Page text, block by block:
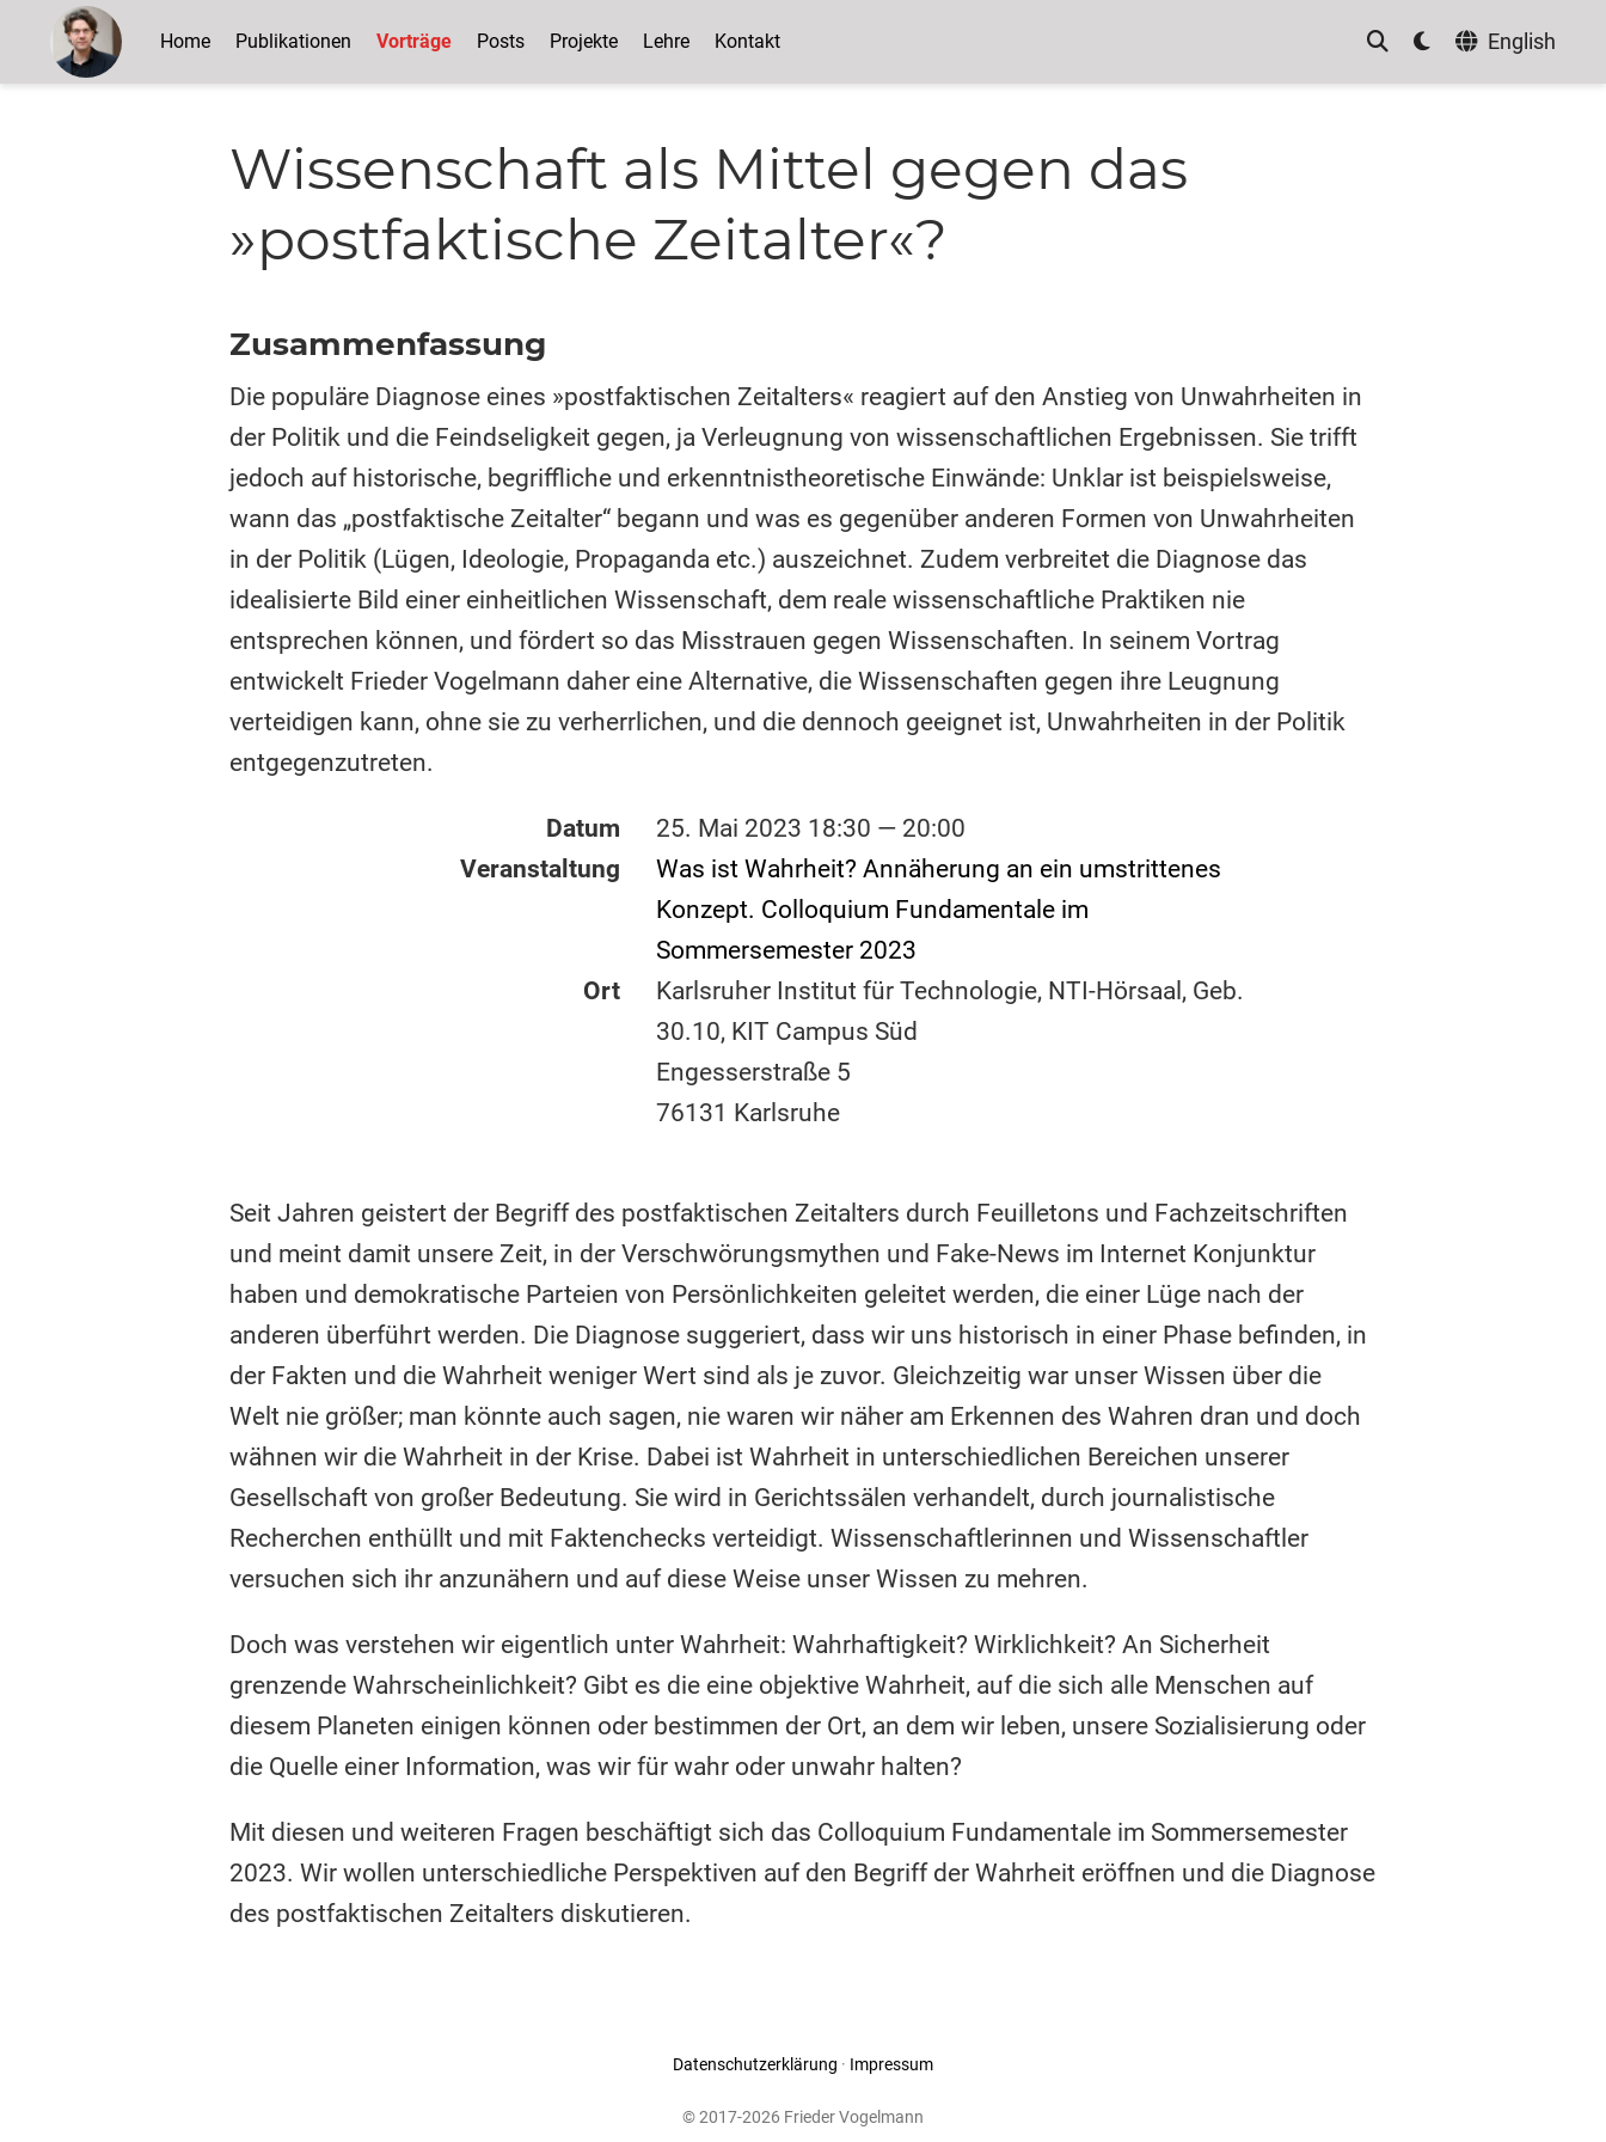
Home Publikationen Vorträge Posts Projekte Lehre Kontakt English
Wissenschaft als Mittel gegen das
»postfaktische Zeitalter«?
Zusammenfassung
Die populäre Diagnose eines »postfaktischen Zeitalters« reagiert auf den Anstieg von Unwahrheiten in
der Politik und die Feindseligkeit gegen, ja Verleugnung von wissenschaftlichen Ergebnissen. Sie trifft
jedoch auf historische, begriffliche und erkenntnistheoretische Einwände: Unklar ist beispielsweise,
wann das „postfaktische Zeitalter“ begann und was es gegenüber anderen Formen von Unwahrheiten
in der Politik (Lügen, Ideologie, Propaganda etc.) auszeichnet. Zudem verbreitet die Diagnose das
idealisierte Bild einer einheitlichen Wissenschaft, dem reale wissenschaftliche Praktiken nie
entsprechen können, und fördert so das Misstrauen gegen Wissenschaften. In seinem Vortrag
entwickelt Frieder Vogelmann daher eine Alternative, die Wissenschaften gegen ihre Leugnung
verteidigen kann, ohne sie zu verherrlichen, und die dennoch geeignet ist, Unwahrheiten in der Politik
entgegenzutreten.
Datum
25. Mai 2023 18:30 — 20:00
Veranstaltung
Was ist Wahrheit? Annäherung an ein umstrittenes
Konzept. Colloquium Fundamentale im
Sommersemester 2023
Ort
Karlsruher Institut für Technologie, NTI-Hörsaal, Geb.
30.10, KIT Campus Süd
Engesserstraße 5
76131 Karlsruhe
Seit Jahren geistert der Begriff des postfaktischen Zeitalters durch Feuilletons und Fachzeitschriften
und meint damit unsere Zeit, in der Verschwörungsmythen und Fake-News im Internet Konjunktur
haben und demokratische Parteien von Persönlichkeiten geleitet werden, die einer Lüge nach der
anderen überführt werden. Die Diagnose suggeriert, dass wir uns historisch in einer Phase befinden, in
der Fakten und die Wahrheit weniger Wert sind als je zuvor. Gleichzeitig war unser Wissen über die
Welt nie größer; man könnte auch sagen, nie waren wir näher am Erkennen des Wahren dran und doch
wähnen wir die Wahrheit in der Krise. Dabei ist Wahrheit in unterschiedlichen Bereichen unserer
Gesellschaft von großer Bedeutung. Sie wird in Gerichtssälen verhandelt, durch journalistische
Recherchen enthüllt und mit Faktenchecks verteidigt. Wissenschaftlerinnen und Wissenschaftler
versuchen sich ihr anzunähern und auf diese Weise unser Wissen zu mehren.
Doch was verstehen wir eigentlich unter Wahrheit: Wahrhaftigkeit? Wirklichkeit? An Sicherheit
grenzende Wahrscheinlichkeit? Gibt es die eine objektive Wahrheit, auf die sich alle Menschen auf
diesem Planeten einigen können oder bestimmen der Ort, an dem wir leben, unsere Sozialisierung oder
die Quelle einer Information, was wir für wahr oder unwahr halten?
Mit diesen und weiteren Fragen beschäftigt sich das Colloquium Fundamentale im Sommersemester
2023. Wir wollen unterschiedliche Perspektiven auf den Begriff der Wahrheit eröffnen und die Diagnose
des postfaktischen Zeitalters diskutieren.
Datenschutzerklärung · Impressum
© 2017-2026 Frieder Vogelmann